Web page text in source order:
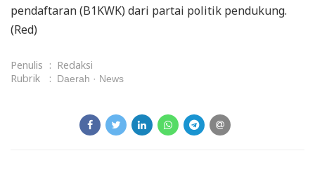
pendaftaran (B1KWK) dari partai politik pendukung.
(Red)
Penulis : Redaksi
Rubrik
: Daerah News